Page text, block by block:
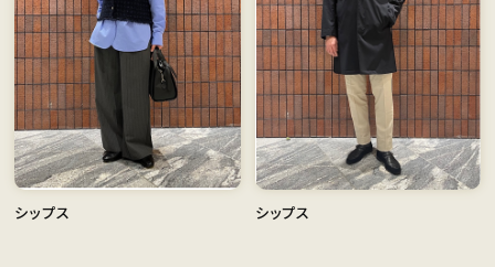
シップス シップス